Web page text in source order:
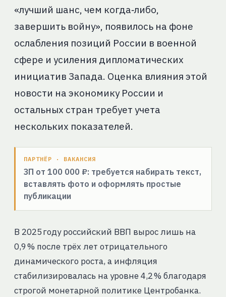
«лучший шанс, чем когда‑либо,
завершить войну», появилось на фоне
ослабления позиций России в военной
сфере и усиления дипломатических
инициатив Запада. Оценка влияния этой
новости на экономику России и
остальных стран требует учета
нескольких показателей.
ПАРТНЁР · ВАКАНСИЯ
ЗП от 100 000 ₽: требуется набирать текст,
вставлять фото и оформлять простые
публикации
В 2025 году российский ВВП вырос лишь на
0,9 % после трёх лет отрицательного
динамического роста, а инфляция
стабилизировалась на уровне 4,2 % благодаря
строгой монетарной политике Центробанка.